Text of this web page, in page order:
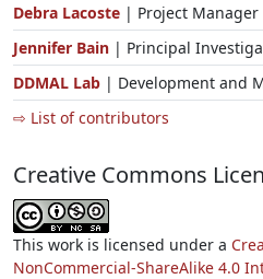
Debra Lacoste | Project Manager
Jennifer Bain | Principal
DDMAL Lab | Development and
⇨ List of contributors
Creative Commons
This work is licensed under a
NonCommercial-ShareAlike 4.0